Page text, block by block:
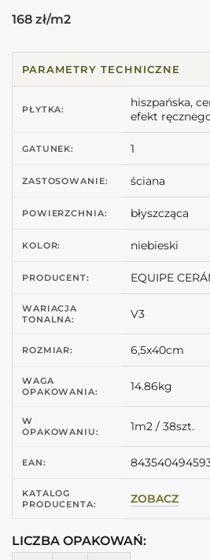
168 zł/m2
PARAMETRY TECHNICZNE
PŁYTKA:
hiszpańska,
efekt
GATUNEK: 1
ZASTOSOWANIE: ściana
POWIERZCHNIA: błyszcząca
KOLOR: niebieski
PRODUCENT: EQUIPE
WARIACJA
TONALNA:
V3
ROZMIAR: 6,5x40cm
WAGA
OPAKOWANIA:
14.86kg
W
OPAKOWANIU:
1m2 / 38szt.
EAN:
KATALOG
PRODUCENTA:
ZOBACZ
LICZBA OPAKOWAŃ: